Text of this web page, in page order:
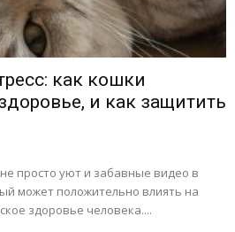
как кошки
и как защитить
просто уют и забавные видео в
может положительно влиять на
здоровье человека....